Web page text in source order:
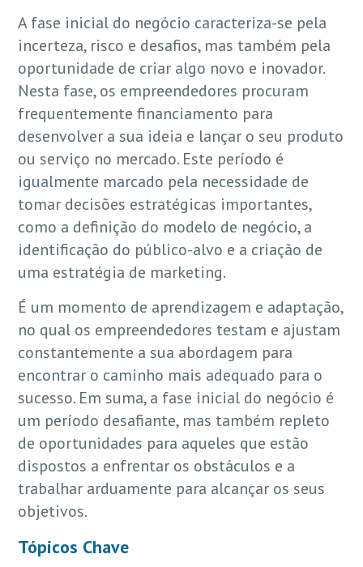
A fase inicial do negócio caracteriza-se pela
incerteza, risco e desafios, mas também pela
oportunidade de criar algo novo e inovador.
Nesta fase, os empreendedores procuram
frequentemente financiamento para
desenvolver a sua ideia e lançar o seu produto
ou serviço no mercado. Este período é
igualmente marcado pela necessidade de
tomar decisões estratégicas importantes,
como a definição do modelo de negócio, a
identificação do público-alvo e a criação de
uma estratégia de marketing.
É um momento de aprendizagem e adaptação,
no qual os empreendedores testam e ajustam
constantemente a sua abordagem para
encontrar o caminho mais adequado para o
sucesso. Em suma, a fase inicial do negócio é
um período desafiante, mas também repleto
de oportunidades para aqueles que estão
dispostos a enfrentar os obstáculos e a
trabalhar arduamente para alcançar os seus
objetivos.
Tópicos Chave